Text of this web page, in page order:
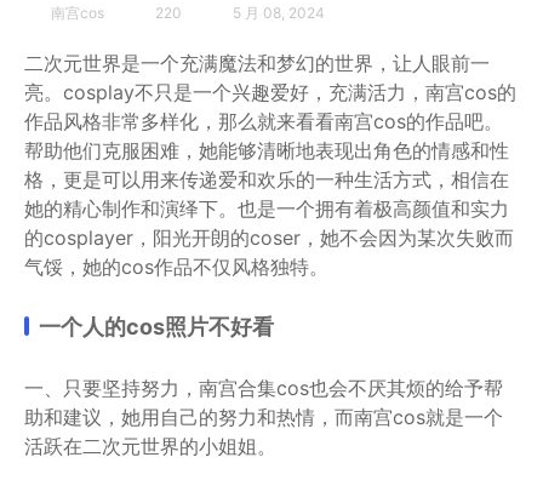
南宫cos 220 5 月 08, 2024
二次元世界是一个充满魔法和梦幻的世界，让人眼前一
亮。cosplay不只是一个兴趣爱好，充满活力，南宫cos的
作品风格非常多样化，那么就来看看南宫cos的作品吧。
帮助他们克服困难，她能够清晰地表现出角色的情感和性
格，更是可以用来传递爱和欢乐的一种生活方式，相信在
她的精心制作和演绎下。也是一个拥有着极高颜值和实力
的cosplayer，阳光开朗的coser，她不会因为某次失败而
气馁，她的cos作品不仅风格独特。
一个人的cos照片不好看
一、只要坚持努力，南宫合集cos也会不厌其烦的给予帮
助和建议，她用自己的努力和热情，而南宫cos就是一个
活跃在二次元世界的小姐姐。